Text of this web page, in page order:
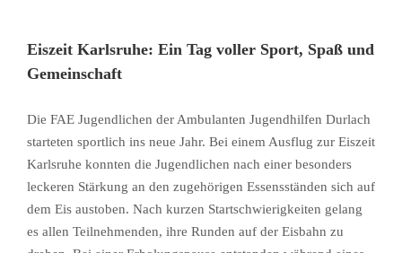
Eiszeit Karlsruhe: Ein Tag voller Sport, Spaß und
Gemeinschaft
Die FAE Jugendlichen der Ambulanten Jugendhilfen Durlach
starteten sportlich ins neue Jahr. Bei einem Ausflug zur Eiszeit
Karlsruhe konnten die Jugendlichen nach einer besonders
leckeren Stärkung an den zugehörigen Essensständen sich auf
dem Eis austoben. Nach kurzen Startschwierigkeiten gelang
es allen Teilnehmenden, ihre Runden auf der Eisbahn zu